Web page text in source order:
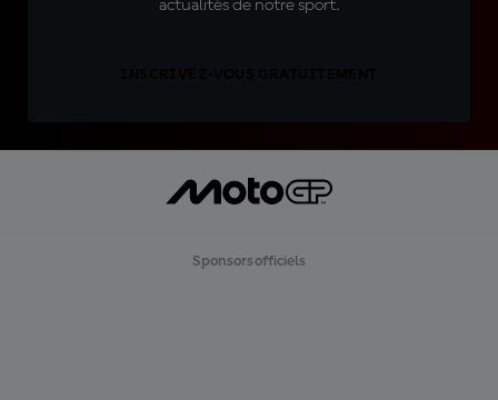
actualités de notre sport.
Sponsors officiels